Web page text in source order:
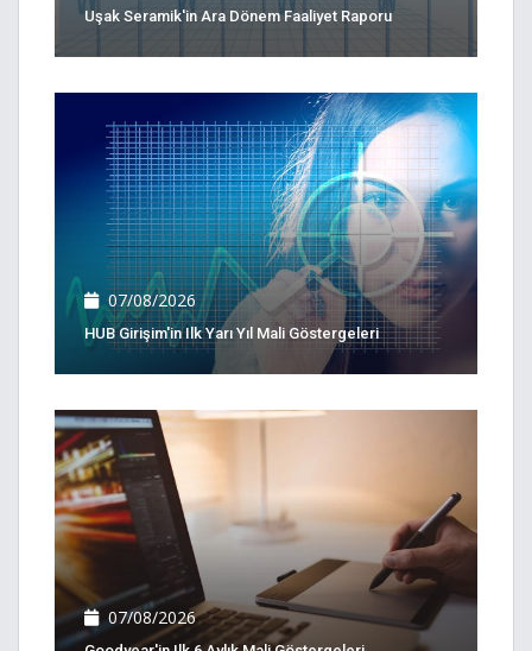
Uşak Seramik'in Ara Dönem Faaliyet Raporu
07/08/2026
HUB Girişim'in Ilk Yarı Yıl Mali Göstergeleri
07/08/2026